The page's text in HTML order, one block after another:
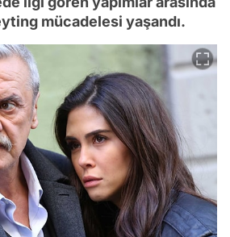
mücadelesi yaşandı.